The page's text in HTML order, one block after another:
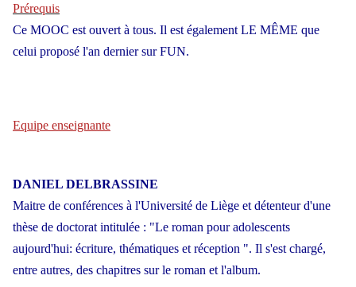
Prérequis
Ce MOOC est ouvert à tous. Il est également LE MÊME que
celui proposé l'an dernier sur FUN.
Equipe enseignante
DANIEL DELBRASSINE
Maitre de conférences à l'Université de Liège et détenteur d'une
thèse de doctorat intitulée : "Le roman pour adolescents
aujourd'hui: écriture, thématiques et réception ". Il s'est chargé,
entre autres, des chapitres sur le roman et l'album.